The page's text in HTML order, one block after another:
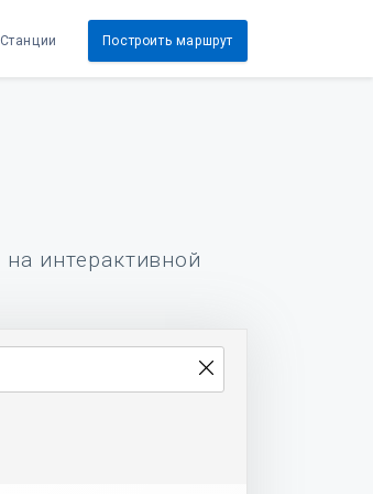
Станции Построить маршрут
на интерактивной